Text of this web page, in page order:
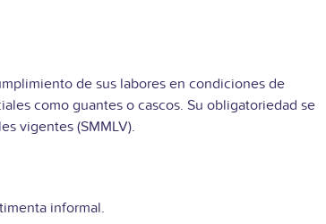
de sus labores en condiciones de
como guantes o cascos. Su obligatoriedad se
vigentes (SMMLV).
informal.